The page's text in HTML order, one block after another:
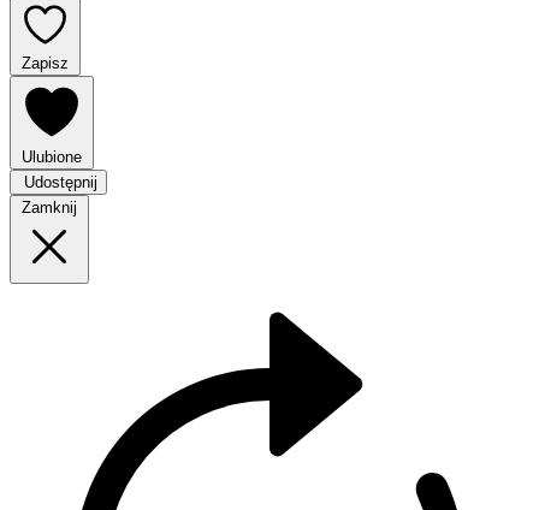
Zapisz
Ulubione
Udostępnij
Zamknij